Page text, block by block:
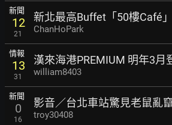
新聞
12
21
新北最高Buffet「50樓Café
ChanHoPark
情報
13
31
漢來海港PREMIUM 明年3月
william8403
新聞
0
16
影音／台北車站驚見老鼠亂
troy30408